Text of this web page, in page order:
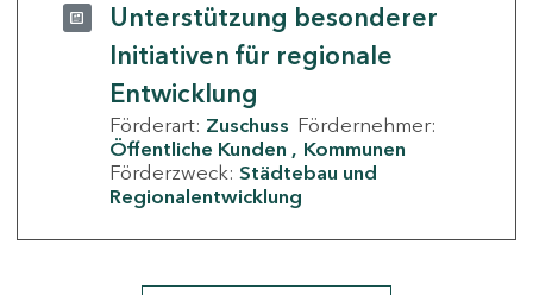
Unterstützung besonderer
Initiativen für regionale
Entwicklung
Förderart: Zuschuss Fördernehmer:
Öffentliche Kunden
Kommunen
Förderzweck: Städtebau und
Regionalentwicklung